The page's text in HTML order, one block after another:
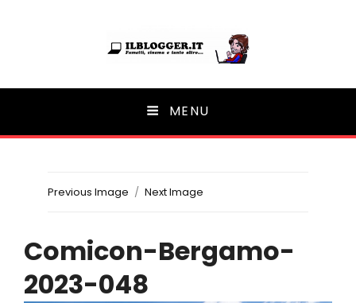
Ilblogger.it
Il portalino di blog | MENU
Previous Image Next Image
Comicon-Bergamo-
2023-048